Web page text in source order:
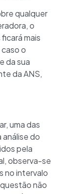
qualquer
o
mais
o
da sua
da ANS,
uma das
análise do
pela
observa-se
no intervalo
não